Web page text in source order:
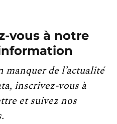
vous à notre
manquer de l’actualité
inscrivez-vous à
et suivez nos